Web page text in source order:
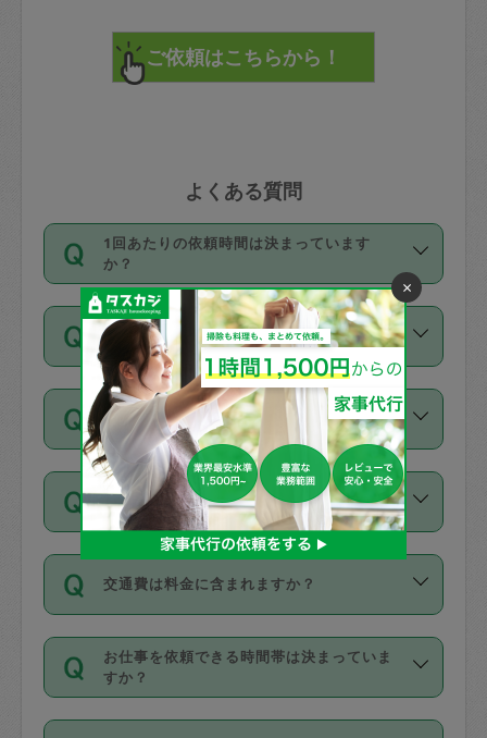
よくある質問
1回あたりの依頼時間は決まっています
か？
依頼1回につき3時間固定です。3時間を
超えて依頼したい場合は、延長機能をご
利用ください。機能をご利用いただくに
は、タスカジさんに事前に相談し、合意
の上事前申請することが必要です。な
お、3時間を下回っても、値引き等はござ
いません。
価格はどうやって決まっていますか？
11種類の価格帯の中からタスカジさん自
身が価格を選んで設定しています。
タスカジさんの価格設定には最初は制限
があり、レビュー件数、レビューの平均
値、などで除々に設定可能な最高額が上
がっていく仕組みになっています。
支払い方法を教えてください
お支払方法はクレジットカード（Visa／
Master／JCB／AMERICAN EXPRESS／
Diners Club）のみとなります。
カード情報のご登録は、依頼リクエスト
を行う際にご入力ください。プロフィー
ル登録時にはご入力いただかなくても大
丈夫です。
デビットカード・プリペイドカード（Vプ
リカ、au WALLETなど）は支払にはご利
同じタスカジさんに定期的にお願いする場
合はお得になる？
依頼には「スポット」と「定期（毎週｜
隔週）」があり、「定期」の依頼は「ス
ポット」よりお得な料金でご利用できま
す。
定期の最低利用回数は設けていない代わ
りに、一定数を超えたキャンセルは有償
交通費は料金に含まれますか？
交通費は依頼料金とは別途発生し、依頼
料金のご請求と合わせてお支払いとなり
ます。交通費の金額は「依頼の詳細」に
お仕事を依頼できる時間帯は決まっていま
すか？
時間帯は3種類あります。いずれも１回あ
×